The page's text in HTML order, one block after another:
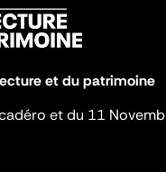
et du patrimoine
et du 11